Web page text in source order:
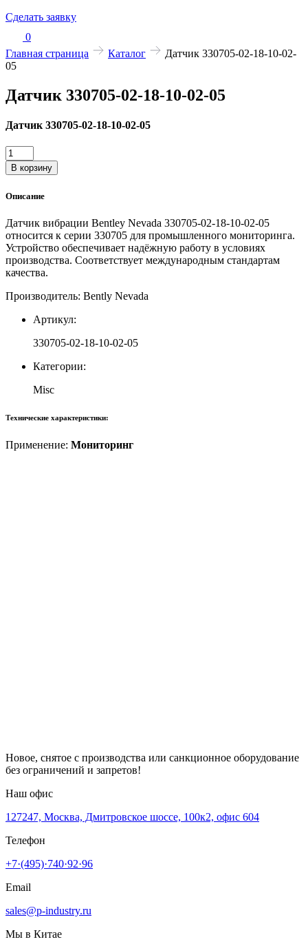
Сделать заявку
0
Главная страница
Каталог
Датчик 330705-02-18-10-02-
05
Датчик 330705-02-18-10-02-05
Датчик 330705-02-18-10-02-05
Количество
товара
Датчик
02-
10-
02-
05
В корзину
Описание
Датчик вибрации Bentley Nevada 330705-02-18-10-02-05
относится к серии 330705 для промышленного мониторинга.
Устройство обеспечивает надёжную работу в условиях
производства. Соответствует международным стандартам
качества.
Производитель: Bently Nevada
Артикул:
330705-02-18-10-02-05
Категории:
Misc
Технические характеристики:
Применение: Мониторинг
Новое, снятое с производства или санкционное оборудование
без ограничений и запретов!
Наш офис
127247, Москва, Дмитровское шоссе, 100к2, офис 604
Телефон
+7·(495)·740·92·96
Email
sales@p-industry.ru
Мы в Китае